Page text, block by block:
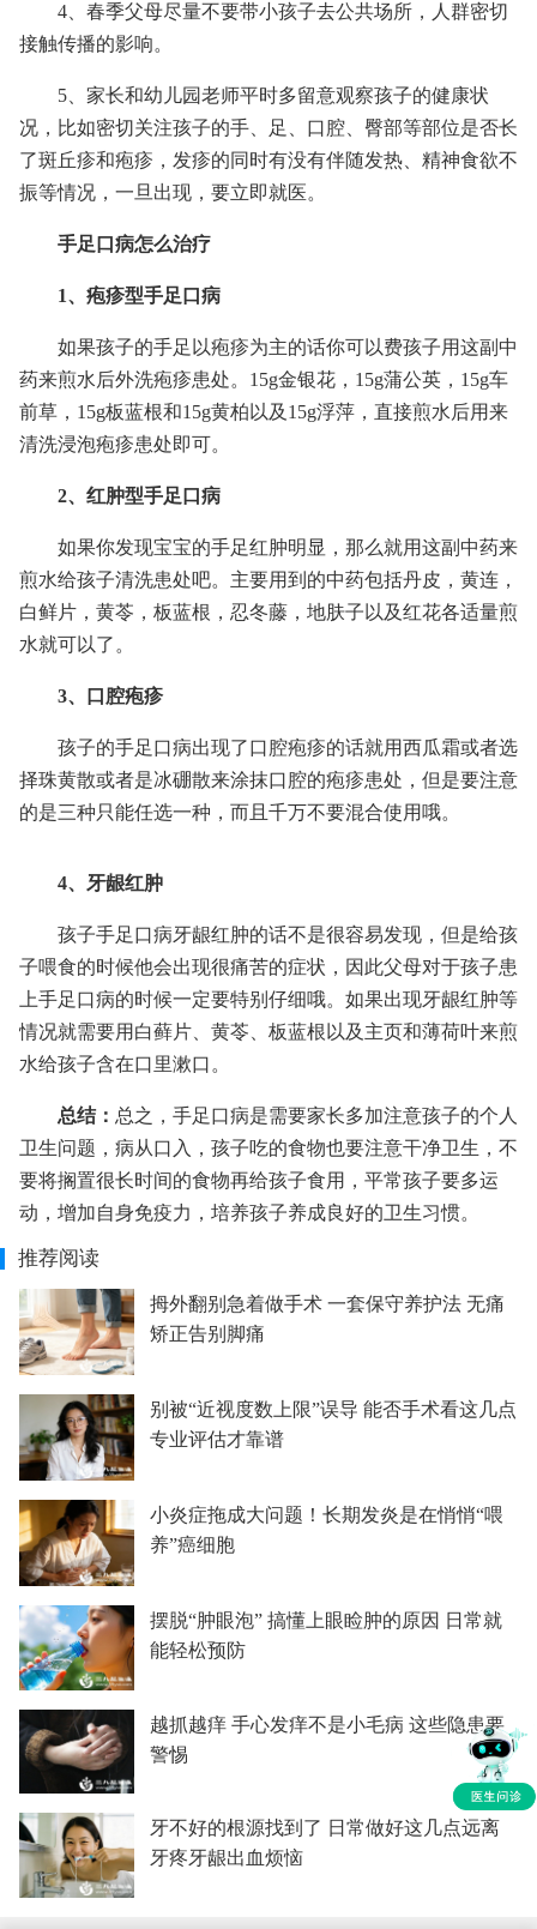
4、春季父母尽量不要带小孩子去公共场所，人群密切
接触传播的影响。
5、家长和幼儿园老师平时多留意观察孩子的健康状
况，比如密切关注孩子的手、足、口腔、臀部等部位是否长
了斑丘疹和疱疹，发疹的同时有没有伴随发热、精神食欲不
振等情况，一旦出现，要立即就医。
手足口病怎么治疗
1、疱疹型手足口病
如果孩子的手足以疱疹为主的话你可以费孩子用这副中
药来煎水后外洗疱疹患处。15g金银花，15g蒲公英，15g车
前草，15g板蓝根和15g黄柏以及15g浮萍，直接煎水后用来
清洗浸泡疱疹患处即可。
2、红肿型手足口病
如果你发现宝宝的手足红肿明显，那么就用这副中药来
煎水给孩子清洗患处吧。主要用到的中药包括丹皮，黄连，
白鲜片，黄苓，板蓝根，忍冬藤，地肤子以及红花各适量煎
水就可以了。
3、口腔疱疹
孩子的手足口病出现了口腔疱疹的话就用西瓜霜或者选
择珠黄散或者是冰硼散来涂抹口腔的疱疹患处，但是要注意
的是三种只能任选一种，而且千万不要混合使用哦。
4、牙龈红肿
孩子手足口病牙龈红肿的话不是很容易发现，但是给孩
子喂食的时候他会出现很痛苦的症状，因此父母对于孩子患
上手足口病的时候一定要特别仔细哦。如果出现牙龈红肿等
情况就需要用白藓片、黄苓、板蓝根以及主页和薄荷叶来煎
水给孩子含在口里漱口。
总结： 总之，手足口病是需要家长多加注意孩子的个人
卫生问题，病从口入，孩子吃的食物也要注意干净卫生，不
要将搁置很长时间的食物再给孩子食用，平常孩子要多运
动，增加自身免疫力，培养孩子养成良好的卫生习惯。
推荐阅读
拇外翻别急着做手术 一套保守养护法 无痛
矫正告别脚痛
别被“近视度数上限”误导 能否手术看这几点
专业评估才靠谱
小炎症拖成大问题！长期发炎是在悄悄“喂
养”癌细胞
摆脱“肿眼泡” 搞懂上眼睑肿的原因 日常就
能轻松预防
越抓越痒 手心发痒不是小毛病 这些隐患要
警惕
牙不好的根源找到了 日常做好这几点远离
牙疼牙龈出血烦恼